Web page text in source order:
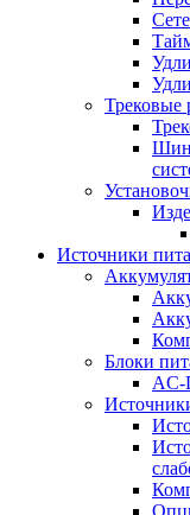
Трековые
Источники
Блоки
AC-